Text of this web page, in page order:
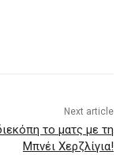
Next article
το ματς με τη
Μπνέι Χερζλίγια!